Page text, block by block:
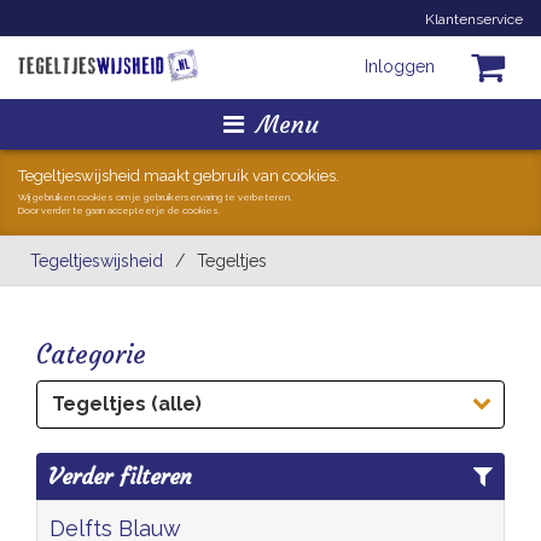
Klantenservice
Inloggen
Menu
Homepage
Tegeltjes
Geschenkjes
Zoeken
Tegeltjeswijsheid maakt gebruik van cookies.
Wij gebruiken cookies om je gebruikerservaring te verbeteren.
Door verder te gaan accepteer je de cookies.
Tegeltjeswijsheid / Tegeltjes
Categorie
Tegeltjes (alle)
Verder filteren
Delfts Blauw